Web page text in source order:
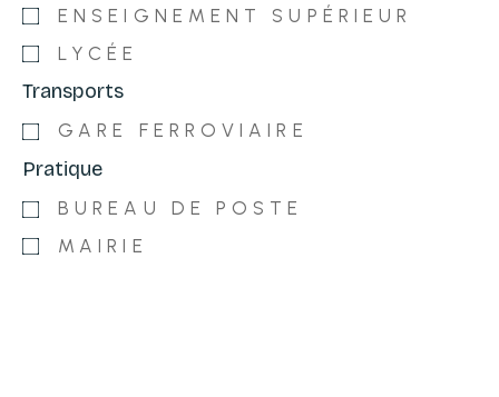
ENSEIGNEMENT SUPÉRIEUR
LYCÉE
Transports
GARE FERROVIAIRE
Pratique
BUREAU DE POSTE
MAIRIE